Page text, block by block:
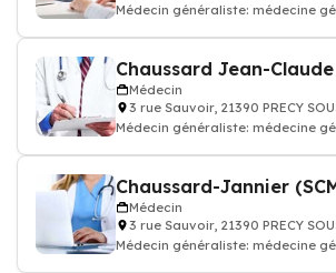
Médecin généraliste: médecine
Chaussard Jean-Claude
Médecin
3 rue Sauvoir, 21390 PRECY
Médecin généraliste: médecine
Chaussard-Jannier
Médecin
3 rue Sauvoir, 21390 PRECY
Médecin généraliste: médecine